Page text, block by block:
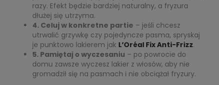
razy. Efekt będzie bardziej naturalny, a fryzura
dłużej się utrzyma.
4. Celuj w konkretne partie – jeśli chcesz
utrwalić grzywkę czy pojedyncze pasma, spryskaj
je punktowo lakierem jak L’Oréal Fix Anti-Frizz.
5. Pamiętaj o wyczesaniu – po powrocie do
domu zawsze wyczesz lakier z włosów, aby nie
gromadził się na pasmach i nie obciążał fryzury.